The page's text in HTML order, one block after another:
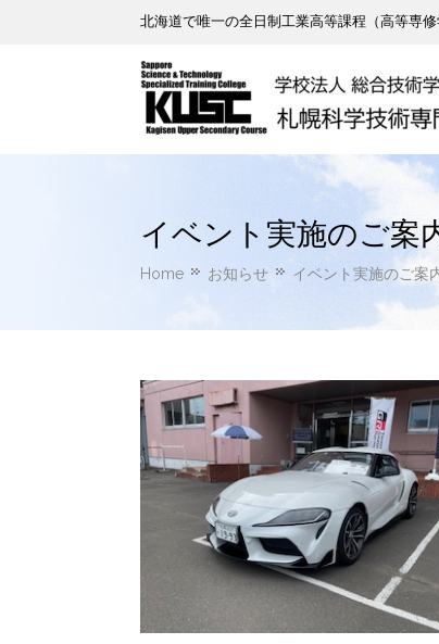
北海道で唯一の全日制工業高等課程（高等専
イベント実施のご案
Home お知らせ イベント実施のご案